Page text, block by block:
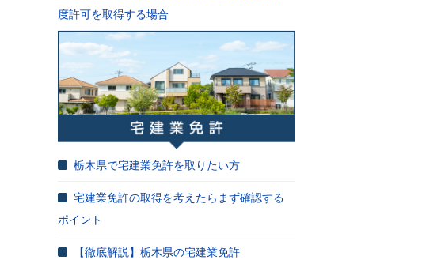
度許可を取得する場合
栃木県で宅建業免許を取りたい方
宅建業免許の取得を考えたらまず確認する
ポイント
【徹底解説】栃木県の宅建業免許